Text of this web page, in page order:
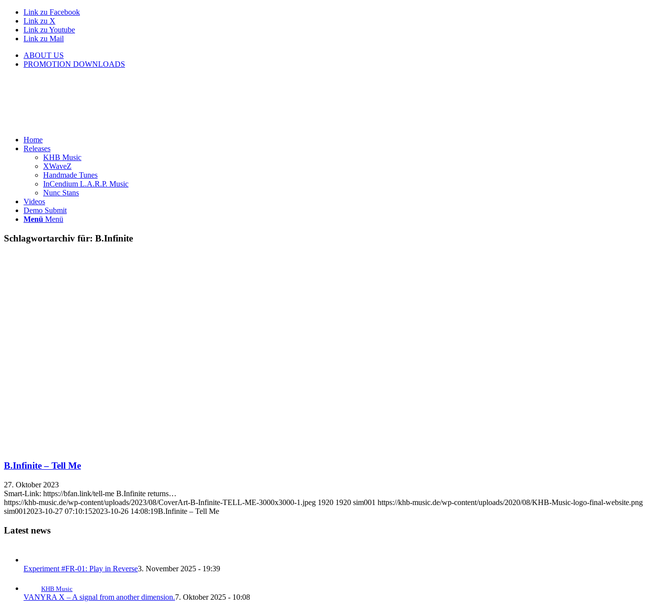
Link zu Facebook
Link zu X
Link zu Youtube
Link zu Mail
ABOUT US
PROMOTION DOWNLOADS
Home
Releases
KHB Music
XWaveZ
Handmade Tunes
InCendium L.A.R.P. Music
Nunc Stans
Videos
Demo Submit
Menü Menü
Schlagwortarchiv für: B.Infinite
B.Infinite – Tell Me
27. Oktober 2023
Smart-Link: https://bfan.link/tell-me B.Infinite returns…
https://khb-music.de/wp-content/uploads/2023/08/CoverArt-B-Infinite-TELL-ME-3000x3000-1.jpeg 1920 1920 sim001 https://khb-music.de/wp-content/uploads/2020/08/KHB-Music-logo-final-website.png
sim001 2023-10-27 07:10:152023-10-26 14:08:19B.Infinite – Tell Me
Latest news
Experiment #FR-01: Play in Reverse3. November 2025 - 19:39
KHB Music
VANYRA X – A signal from another dimension.7. Oktober 2025 - 10:08